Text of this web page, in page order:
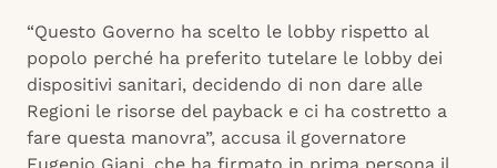
“Questo Governo ha scelto le lobby rispetto al
popolo perché ha preferito tutelare le lobby dei
dispositivi sanitari, decidendo di non dare alle
Regioni le risorse del payback e ci ha costretto a
fare questa manovra”, accusa il governatore